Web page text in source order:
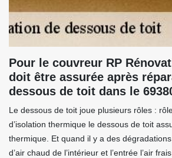
Pour le couvreur RP
doit être assurée après
dessous de toit dans le
Le dessous de toit joue plusieurs rôles :
d’isolation thermique le dessous de toit
thermique. Et quand il y a des
d’air chaud de l’intérieur et l’entrée l’air